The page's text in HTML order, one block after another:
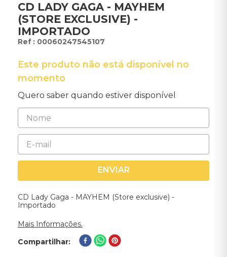
CD LADY GAGA - MAYHEM
(STORE EXCLUSIVE) -
IMPORTADO
: 00060247545107
Este produto não está disponível no
momento
Quero saber quando estiver disponível
ENVIAR
CD Lady Gaga - MAYHEM (Store exclusive) -
Importado
Mais Informações.
Compartilhar